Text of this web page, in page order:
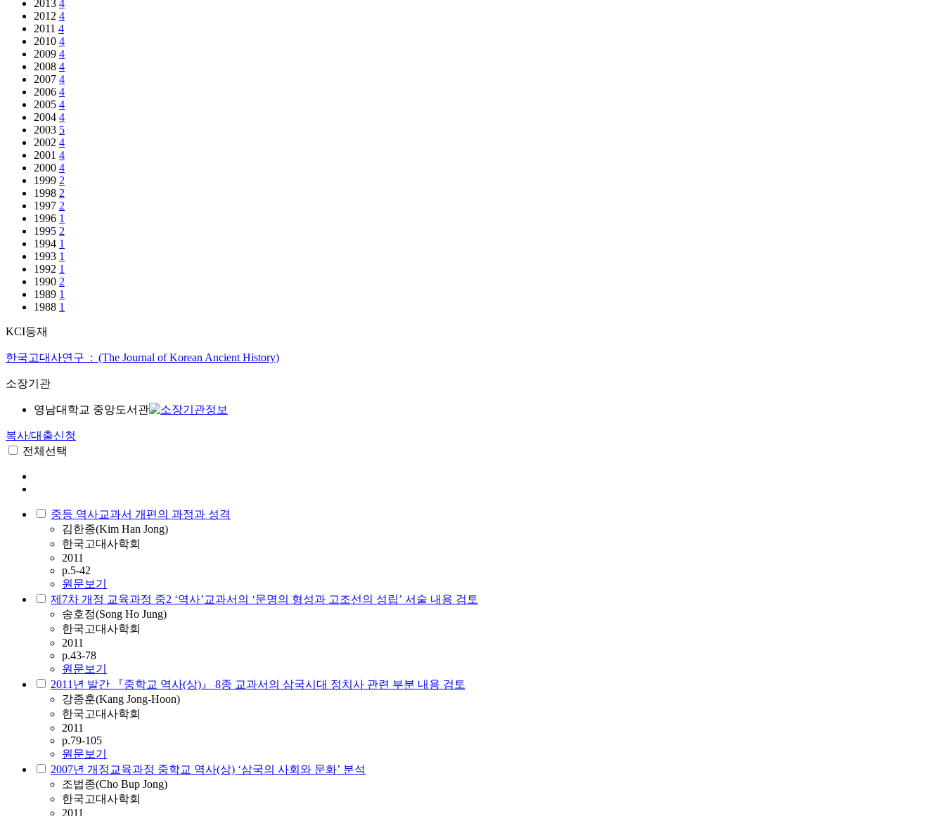
2013 4
2012 4
2011 4
2010 4
2009 4
2008 4
2007 4
2006 4
2005 4
2004 4
2003 5
2002 4
2001 4
2000 4
1999 2
1998 2
1997 2
1996 1
1995 2
1994 1
1993 1
1992 1
1990 2
1989 1
1988 1
KCI등재
한국고대사연구 : (The Journal of Korean Ancient History)
소장기관
영남대학교 중앙도서관
복사/대출신청
전체선택
중등 역사교과서 개편의 과정과 성격
김한종(Kim Han Jong)
한국고대사학회
2011
p.5-42
원문보기
제7차 개정 교육과정 중2 ‘역사’교과서의 ‘문명의 형성과 고조선의 성립’ 서술 내용 검토
송호정(Song Ho Jung)
한국고대사학회
2011
p.43-78
원문보기
2011년 발간 『중학교 역사(상)』 8종 교과서의 삼국시대 정치사 관련 부분 내용 검토
강종훈(Kang Jong-Hoon)
한국고대사학회
2011
p.79-105
원문보기
2007년 개정교육과정 중학교 역사(상) ‘삼국의 사회와 문화’ 분석
조법종(Cho Bup Jong)
한국고대사학회
2011